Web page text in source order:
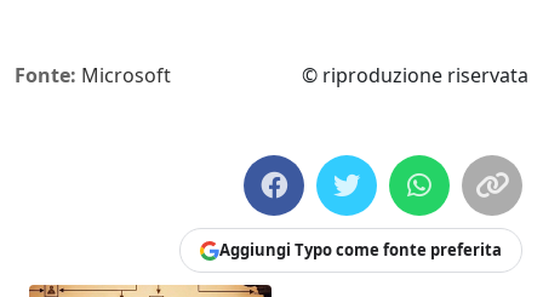
Fonte: Microsoft © riproduzione riservata
Aggiungi Typo come fonte preferita